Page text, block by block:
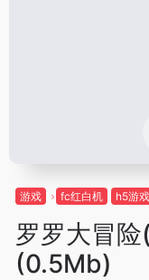
游戏 fc红白机 h5游戏
罗罗大冒
(0.5Mb)